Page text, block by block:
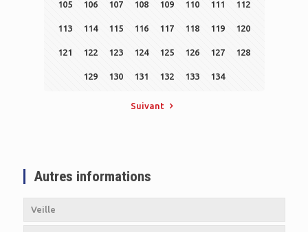
105 106 107 108 109 110 111 112
113 114 115 116 117 118 119 120
121 122 123 124 125 126 127 128
129 130 131 132 133 134
Suivant
Autres informations
Veille